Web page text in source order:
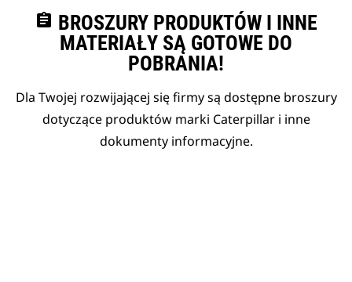
assignment BROSZURY PRODUKTÓW I INNE
MATERIAŁY SĄ GOTOWE DO
POBRANIA!
Dla Twojej rozwijającej się firmy są dostępne broszury
dotyczące produktów marki Caterpillar i inne
dokumenty informacyjne.